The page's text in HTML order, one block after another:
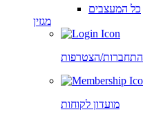
כל המעצבים
מגזין
התחברות/הצטרפות
מועדון לקוחות